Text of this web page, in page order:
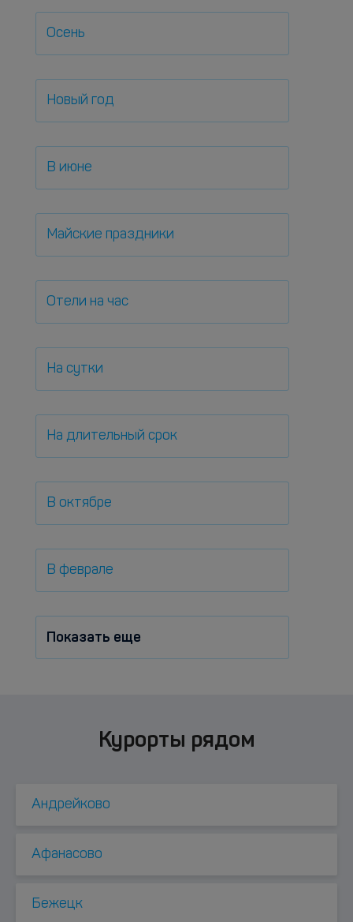
Осень
Новый год
В июне
Майские праздники
Отели на час
На сутки
На длительный срок
В октябре
В феврале
Показать еще
Курорты рядом
Андрейково
Афанасово
Бежецк